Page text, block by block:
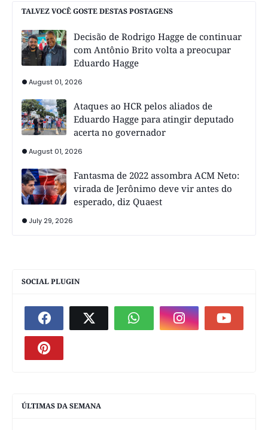
TALVEZ VOCÊ GOSTE DESTAS POSTAGENS
Decisão de Rodrigo Hagge de continuar
com Antônio Brito volta a preocupar
Eduardo Hagge
August 01, 2026
Ataques ao HCR pelos aliados de
Eduardo Hagge para atingir deputado
acerta no governador
August 01, 2026
Fantasma de 2022 assombra ACM Neto:
virada de Jerônimo deve vir antes do
esperado, diz Quaest
July 29, 2026
SOCIAL PLUGIN
ÚLTIMAS DA SEMANA